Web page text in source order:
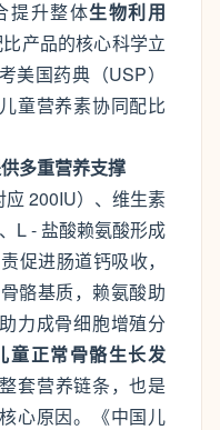
提升整体生物利用
产品的核心科学立
美国药典（USP）
童营养素协同配比
多重营养支撑
200IU）、维生素
L - 盐酸赖氨酸形成
促进肠道钙吸收，
骼基质，赖氨酸助
力成骨细胞增殖分
童正常骨骼生长发
套营养链条，也是
心原因。《中国儿